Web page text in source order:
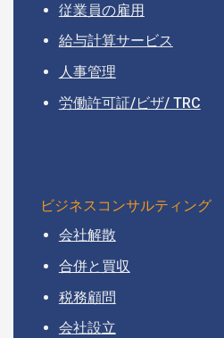
従業員の雇用
給与計算サービス
人事管理
労働許可証/ビザ/ TRC
ビジネスコンサルティング
会社解散
合併と買収
税務顧問
会社設立